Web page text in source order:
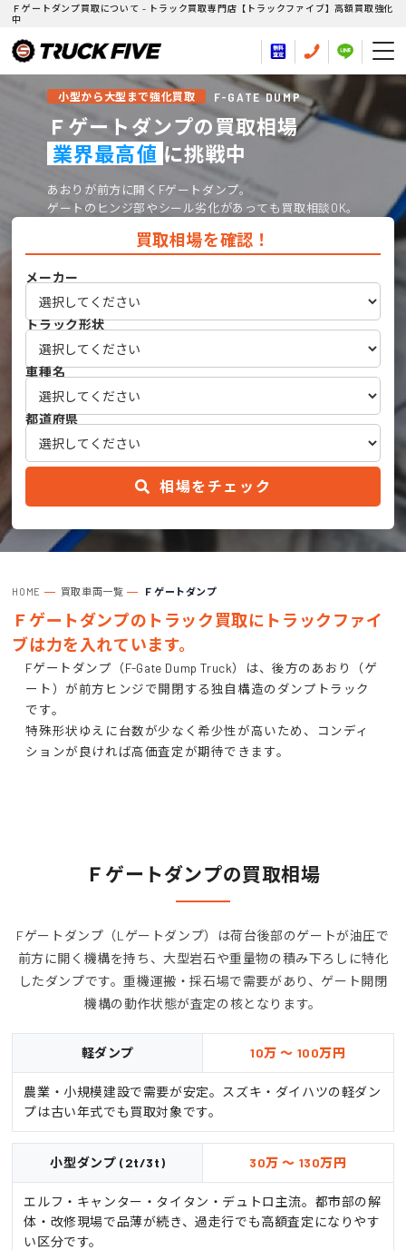
Ｆゲートダンプ買取について - トラック買取専門店【トラックファイブ】高額買取強化
中
小型から大型まで強化買取 F-GATE DUMP
Ｆゲートダンプの買取相場
業界最高値 に挑戦中
あおりが前方に開くFゲートダンプ。
ゲートのヒンジ部やシール劣化があっても買取相談OK。
買取相場を確認！
メーカー
トラック形状
車種名
都道府県
相場をチェック
HOME 買取車両一覧 Ｆゲートダンプ
Ｆゲートダンプのトラック買取にトラックファイ
ブは力を入れています。
Fゲートダンプ（F-Gate Dump Truck）は、後方のあおり（ゲ
ート）が前方ヒンジで開閉する独自構造のダンプトラック
です。
特殊形状ゆえに台数が少なく希少性が高いため、コンディ
ションが良ければ高価査定が期待できます。
Ｆゲートダンプの買取相場
Fゲートダンプ（Lゲートダンプ）は荷台後部のゲートが油圧で
前方に開く機構を持ち、大型岩石や重量物の積み下ろしに特化
したダンプです。重機運搬・採石場で需要があり、ゲート開閉
機構の動作状態が査定の核となります。
軽ダンプ
農業・小規模建設で需要が安定。スズキ・ダイハツの軽ダン
プは古い年式でも買取対象です。
10万 ～ 100万円
小型ダンプ (2t/3t)
エルフ・キャンター・タイタン・デュトロ主流。都市部の解
体・改修現場で品薄が続き、過走行でも高額査定になりやす
い区分です。
30万 ～ 130万円